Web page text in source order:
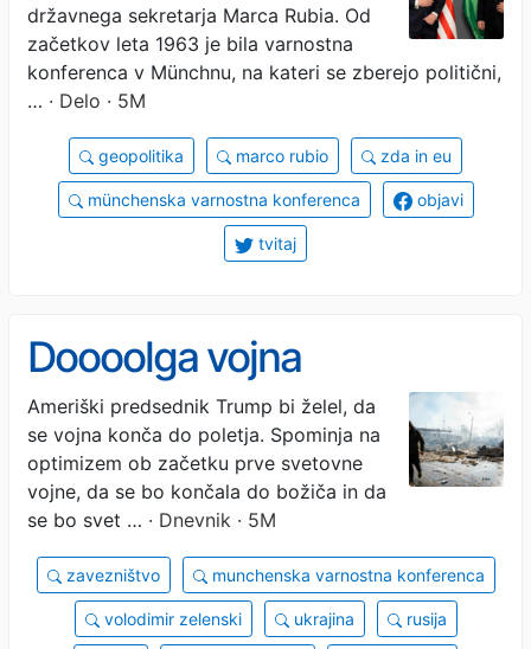
državnega sekretarja Marca Rubia. Od
začetkov leta 1963 je bila varnostna
konferenca v Münchnu, na kateri se zberejo politični,
… · Delo · 5M
geopolitika marco rubio zda in eu
münchenska varnostna konferenca objavi
tvitaj
Doooolga vojna
Ameriški predsednik Trump bi želel, da
se vojna konča do poletja. Spominja na
optimizem ob začetku prve svetovne
vojne, da se bo končala do božiča in da
se bo svet … · Dnevnik · 5M
zavezništvo munchenska varnostna konferenca
volodimir zelenski ukrajina rusija